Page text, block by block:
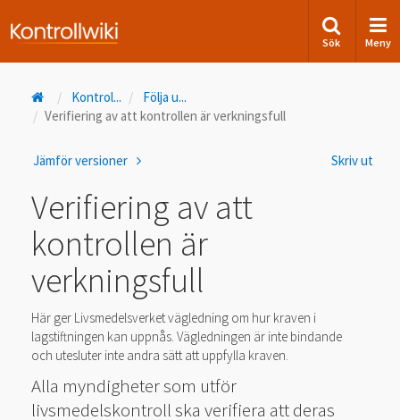
Sök Meny
Kontrol... Följa u...
Verifiering av att kontrollen är verkningsfull
Skriv ut
Jämför versioner
Verifiering av att
kontrollen är
verkningsfull
Här ger Livsmedelsverket vägledning om hur kraven i
lagstiftningen kan uppnås. Vägledningen är inte bindande
och utesluter inte andra sätt att uppfylla kraven.
Alla myndigheter som utför
livsmedelskontroll ska verifiera att deras